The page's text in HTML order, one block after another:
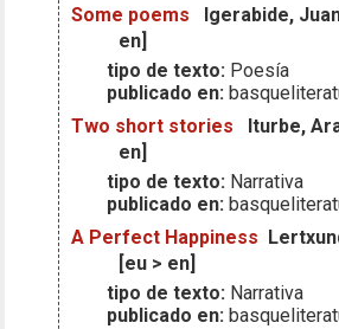
Some poems
Igerabide,
en]
tipo de texto: Poesía
publicado en:
Two short stories
Iturbe,
en]
tipo de texto: Narrativa
publicado en:
A Perfect Happiness
[eu > en]
tipo de texto: Narrativa
publicado en: